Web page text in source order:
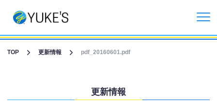
更新情報
TOP 更新情報 pdf_20160601.pdf
更新情報